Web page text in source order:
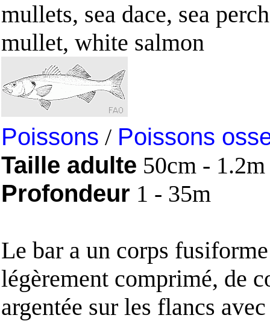
mullets, sea dace, sea
mullet, white salmon
Poissons / Poissons
Taille adulte 50cm - 1.2m
Profondeur 1 - 35m
Le bar a un corps
légèrement comprimé, de
argentée sur les flancs